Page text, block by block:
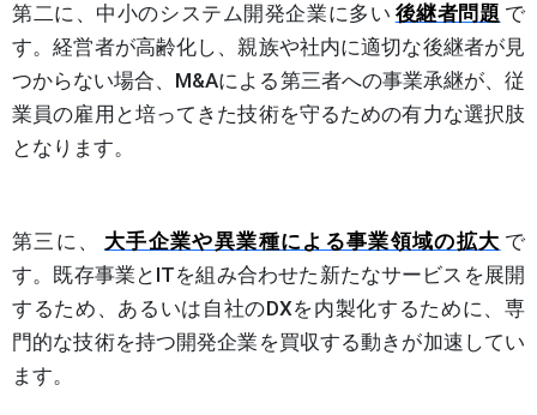
第二に、中小のシステム開発企業に多い 後継者問題 で
す。経営者が高齢化し、親族や社内に適切な後継者が見
つからない場合、M&Aによる第三者への事業承継が、従
業員の雇用と培ってきた技術を守るための有力な選択肢
となります。
第三に、 大手企業や異業種による事業領域の拡大 で
す。既存事業とITを組み合わせた新たなサービスを展開
するため、あるいは自社のDXを内製化するために、専
門的な技術を持つ開発企業を買収する動きが加速してい
ます。